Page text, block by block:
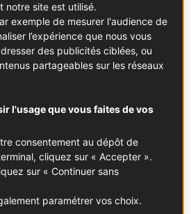
accueillie par Métisse et
tranquillement aux abords de leur
fruit d’un chantier participatif.
j’oublierais presque que je ne
de la pampa
au sud de la ville de Marseille, à la
l’une des trois fermes
phocéenne.
notre site est utilisé.
exemple de mesurer l'audience de
l’expérience que nous vous
des publicités ciblées, ou
partageables sur les réseaux
l'usage que vous faites de vos
consentement au dépôt de
cliquez sur « Accepter ».
sur « Continuer sans
paramétrer vos choix.